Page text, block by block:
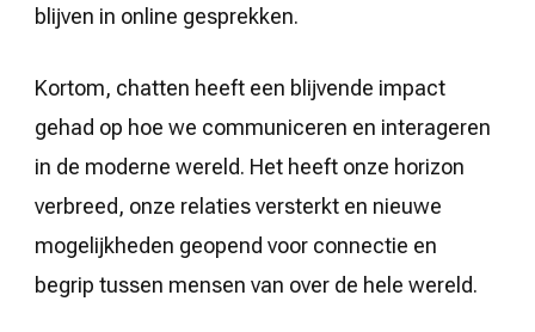
blijven in online gesprekken.
Kortom, chatten heeft een blijvende impact
gehad op hoe we communiceren en interageren
in de moderne wereld. Het heeft onze horizon
verbreed, onze relaties versterkt en nieuwe
mogelijkheden geopend voor connectie en
begrip tussen mensen van over de hele wereld.